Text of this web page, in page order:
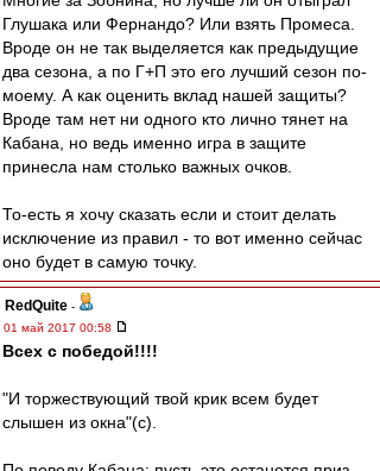
Глушака или Фернандо? Или взять Промеса.
Вроде он не так выделяется как предыдущие
два сезона, а по Г+П это его лучший сезон по-
моему. А как оценить вклад нашей защиты?
Вроде там нет ни одного кто лично тянет на
Кабана, но ведь именно игра в защите
принесла нам столько важных очков.
То-есть я хочу сказать если и стоит делать
исключение из правил - то вот именно сейчас
оно будет в самую точку.
RedQuite -
01 май 2017 00:58
Всех с победой!!!!
"И торжествующий твой крик всем будет
слышен из окна"(с).